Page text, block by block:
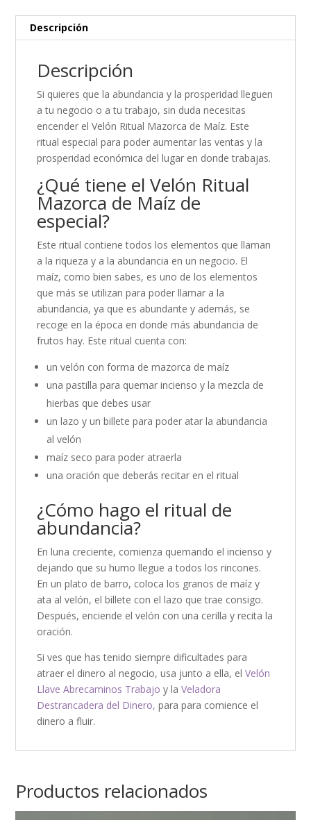
Descripción
Descripción
Si quieres que la abundancia y la prosperidad lleguen
a tu negocio o a tu trabajo, sin duda necesitas
encender el Velón Ritual Mazorca de Maíz. Este
ritual especial para poder aumentar las ventas y la
prosperidad económica del lugar en donde trabajas.
¿Qué tiene el Velón Ritual
Mazorca de Maíz de
especial?
Este ritual contiene todos los elementos que llaman
a la riqueza y a la abundancia en un negocio. El
maíz, como bien sabes, es uno de los elementos
que más se utilizan para poder llamar a la
abundancia, ya que es abundante y además, se
recoge en la época en donde más abundancia de
frutos hay. Este ritual cuenta con:
un velón con forma de mazorca de maíz
una pastilla para quemar incienso y la mezcla de
hierbas que debes usar
un lazo y un billete para poder atar la abundancia
al velón
maíz seco para poder atraerla
una oración que deberás recitar en el ritual
¿Cómo hago el ritual de
abundancia?
En luna creciente, comienza quemando el incienso y
dejando que su humo llegue a todos los rincones.
En un plato de barro, coloca los granos de maíz y
ata al velón, el billete con el lazo que trae consigo.
Después, enciende el velón con una cerilla y recita la
oración.
Si ves que has tenido siempre dificultades para
atraer el dinero al negocio, usa junto a ella, elVelón
Llave Abrecaminos Trabajo y laVeladora
Destrancadera del Dinero, para para comience el
dinero a fluir.
Productos relacionados